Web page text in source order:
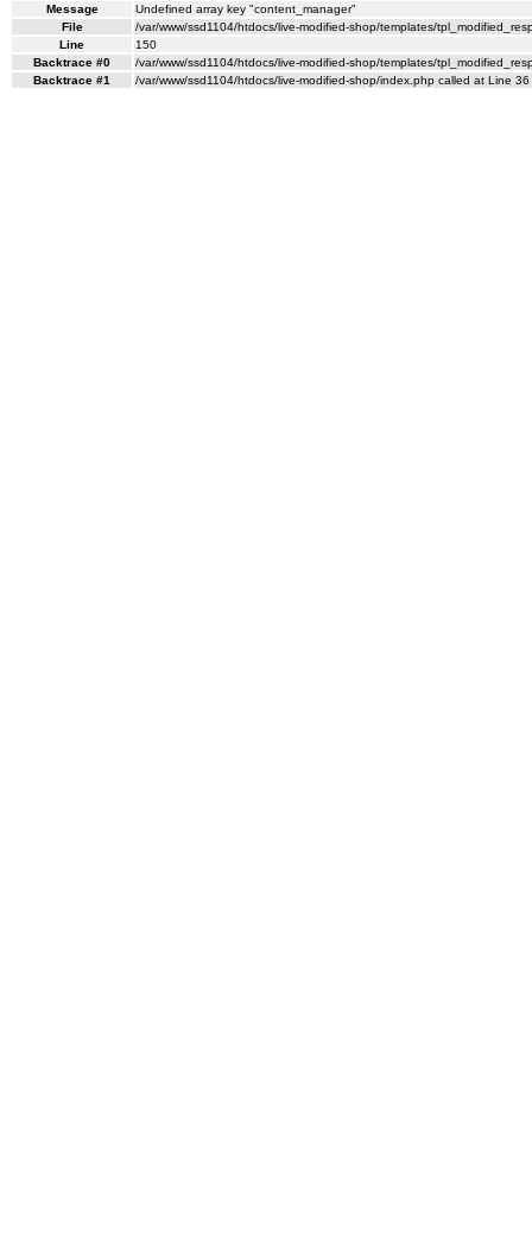
Message
Undefined array key "content_manager"
File
/var/www/ssd1104/htdocs/live-modified-shop/templates/
Line
150
Backtrace #0
/var/www/ssd1104/htdocs/live-modified-shop/templates/
Backtrace #1
/var/www/ssd1104/htdocs/live-modified-shop/index.php called at Line 36